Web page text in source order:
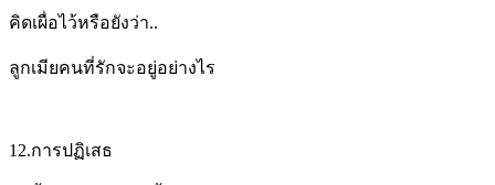
คิดเผื่อไว้หรือยังว่า..
ลูกเมียคนที่รักจะอยู่อย่างไร
12.การปฏิเสธ